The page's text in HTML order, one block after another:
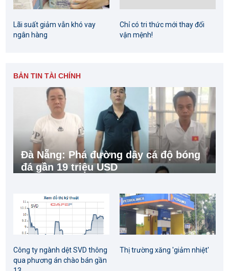
Lãi suất giảm vẫn khó vay
ngân hàng
Chỉ có tri thức mới thay đổi
vận mệnh!
BẢN TIN TÀI CHÍNH
Đà Nẵng: Phá đường dây cá độ bóng
đá gần 19 triệu USD
Công ty ngành dệt SVD thông
qua phương án chào bán gần
Thị trường xăng 'giảm nhiệt'